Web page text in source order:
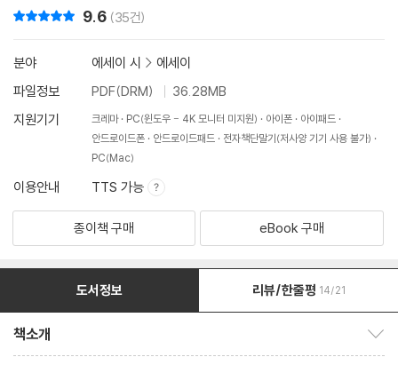
9.6 (35건)
분야 에세이 시 > 에세이
파일정보
PDF(DRM)
36.28MB
지원기기
크레마 PC(윈도우 - 4K 모니터 미지원) 아이폰
아이패드
안드로이드폰
안드로이드패드
전자책단말기(저사양 기기 사용 불가)
PC(Mac)
이용안내 TTS 가능
종이책 구매 eBook 구매
도서정보 리뷰/한줄평 14/21
책소개